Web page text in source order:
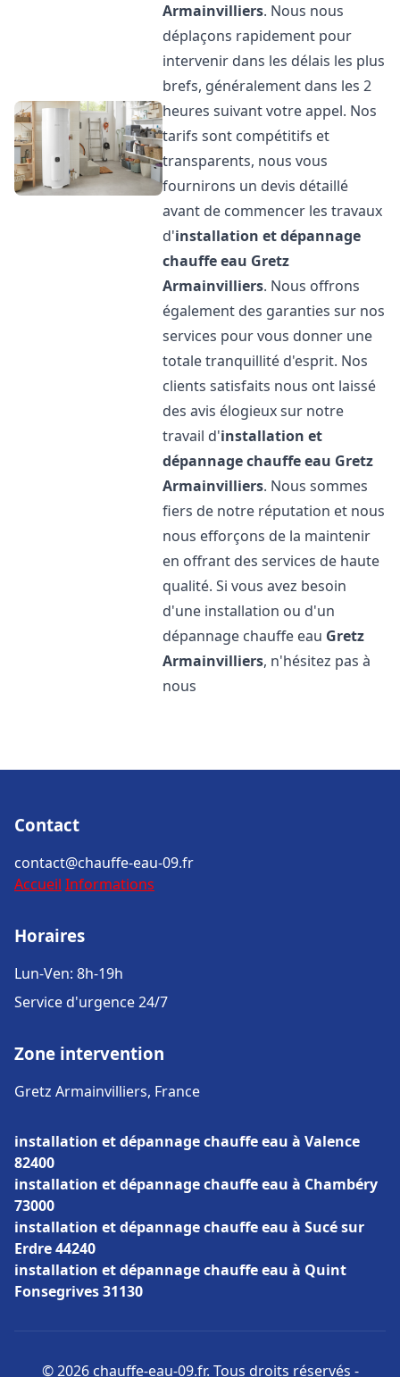
Armainvilliers. Nous nous
déplaçons rapidement pour
intervenir dans les délais les plus
brefs, généralement dans les 2
heures suivant votre appel. Nos
tarifs sont compétitifs et
transparents, nous vous
fournirons un devis détaillé
avant de commencer les travaux
d'installation et dépannage
chauffe eau Gretz
Armainvilliers. Nous offrons
également des garanties sur nos
services pour vous donner une
totale tranquillité d'esprit. Nos
clients satisfaits nous ont laissé
des avis élogieux sur notre
travail d'installation et
dépannage chauffe eau Gretz
Armainvilliers. Nous sommes
fiers de notre réputation et nous
nous efforçons de la maintenir
en offrant des services de haute
qualité. Si vous avez besoin
d'une installation ou d'un
dépannage chauffe eau Gretz
Armainvilliers, n'hésitez pas à
nous
Contact
contact@chauffe-eau-09.fr
Accueil Informations
Horaires
Lun-Ven: 8h-19h
Service d'urgence 24/7
Zone intervention
Gretz Armainvilliers, France
installation et dépannage chauffe eau à Valence
82400
installation et dépannage chauffe eau à Chambéry
73000
installation et dépannage chauffe eau à Sucé sur
Erdre 44240
installation et dépannage chauffe eau à Quint
Fonsegrives 31130
© 2026 chauffe-eau-09.fr. Tous droits réservés -